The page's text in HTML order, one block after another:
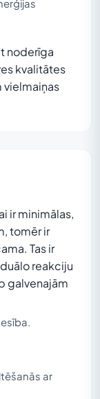
noderīga
kvalitātes
vielmaiņas
ir minimālas,
tomēr ir
Tas ir
reakciju
galvenajām
ar